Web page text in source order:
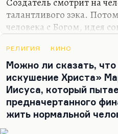
талантливого зэка.
человека с Богом, идея
разрушена. Разрушена
Христа — воскресения и
конечно, второе
мы не знаем. Мы знаем,
Богом не состоялся.
Ну хорошо, тогда вот
РЕЛИГИЯ КИНО
Можно ли сказать,
искушение Христа»
Иисуса, который
предначертанного
жить нормальной